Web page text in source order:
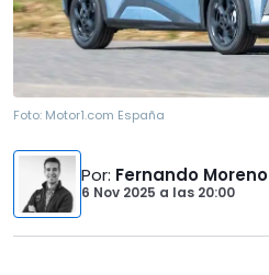
Foto: Motor1.com España
Por: Fernando Moreno
6 Nov 2025 a las 20:00